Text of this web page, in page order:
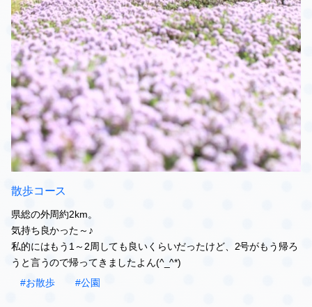
散歩コース
県総の外周約2km。
気持ち良かった～♪
私的にはもう1～2周しても良いくらいだったけど、2号がもう帰ろ
うと言うので帰ってきましたよん(^_^*)
#お散歩
#公園